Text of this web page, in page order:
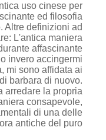
uso cinese per
ed filosofia
Altre definizioni ad
L'antica maniera
affascinante
invero accingermi
mi sono affidata ai
barbara di nuovo.
arredare la propria
consapevole,
di una delle
antiche del puro.